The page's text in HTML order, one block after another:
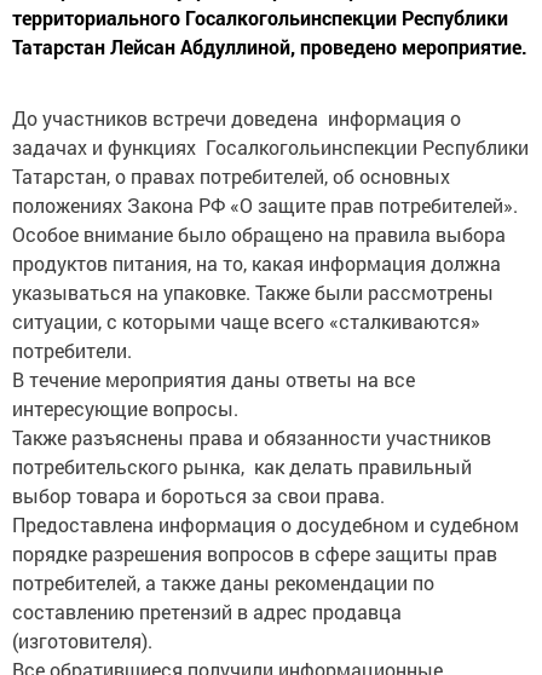
Татарстан Лейсан Абдуллиной, проведено мероприятие.
задачах и функциях Госалкогольинспекции Республики
Татарстан, о правах потребителей, об основных
положениях Закона РФ «О защите прав потребителей».
Особое внимание было обращено на правила выбора
продуктов питания, на то, какая информация должна
указываться на упаковке. Также были рассмотрены
ситуации, с которыми чаще всего «сталкиваются»
потребители.
В течение мероприятия даны ответы на все
интересующие вопросы.
Также разъяснены права и обязанности участников
потребительского рынка, как делать правильный
выбор товара и бороться за свои права.
Предоставлена информация о досудебном и судебном
порядке разрешения вопросов в сфере защиты прав
потребителей, а также даны рекомендации по
составлению претензий в адрес продавца
(изготовителя).
Все обратившиеся получили информационные